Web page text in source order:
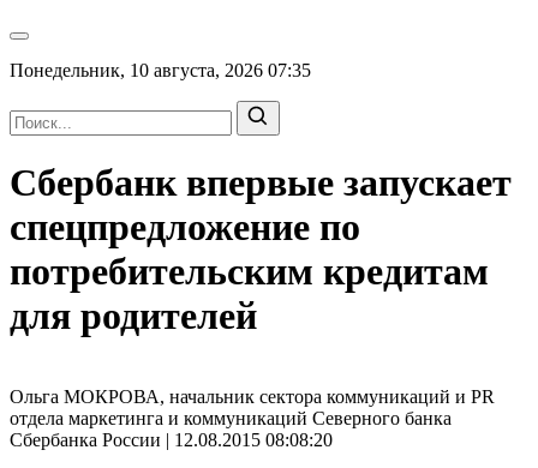
Понедельник, 10 августа, 2026 07:35
Сбербанк впервые запускает
спецпредложение по
потребительским кредитам
для родителей
Ольга МОКРОВА, начальник сектора коммуникаций и PR
отдела маркетинга и коммуникаций Северного банка
Сбербанка России | 12.08.2015 08:08:20